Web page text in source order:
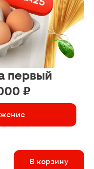
первый
₽
В корзину